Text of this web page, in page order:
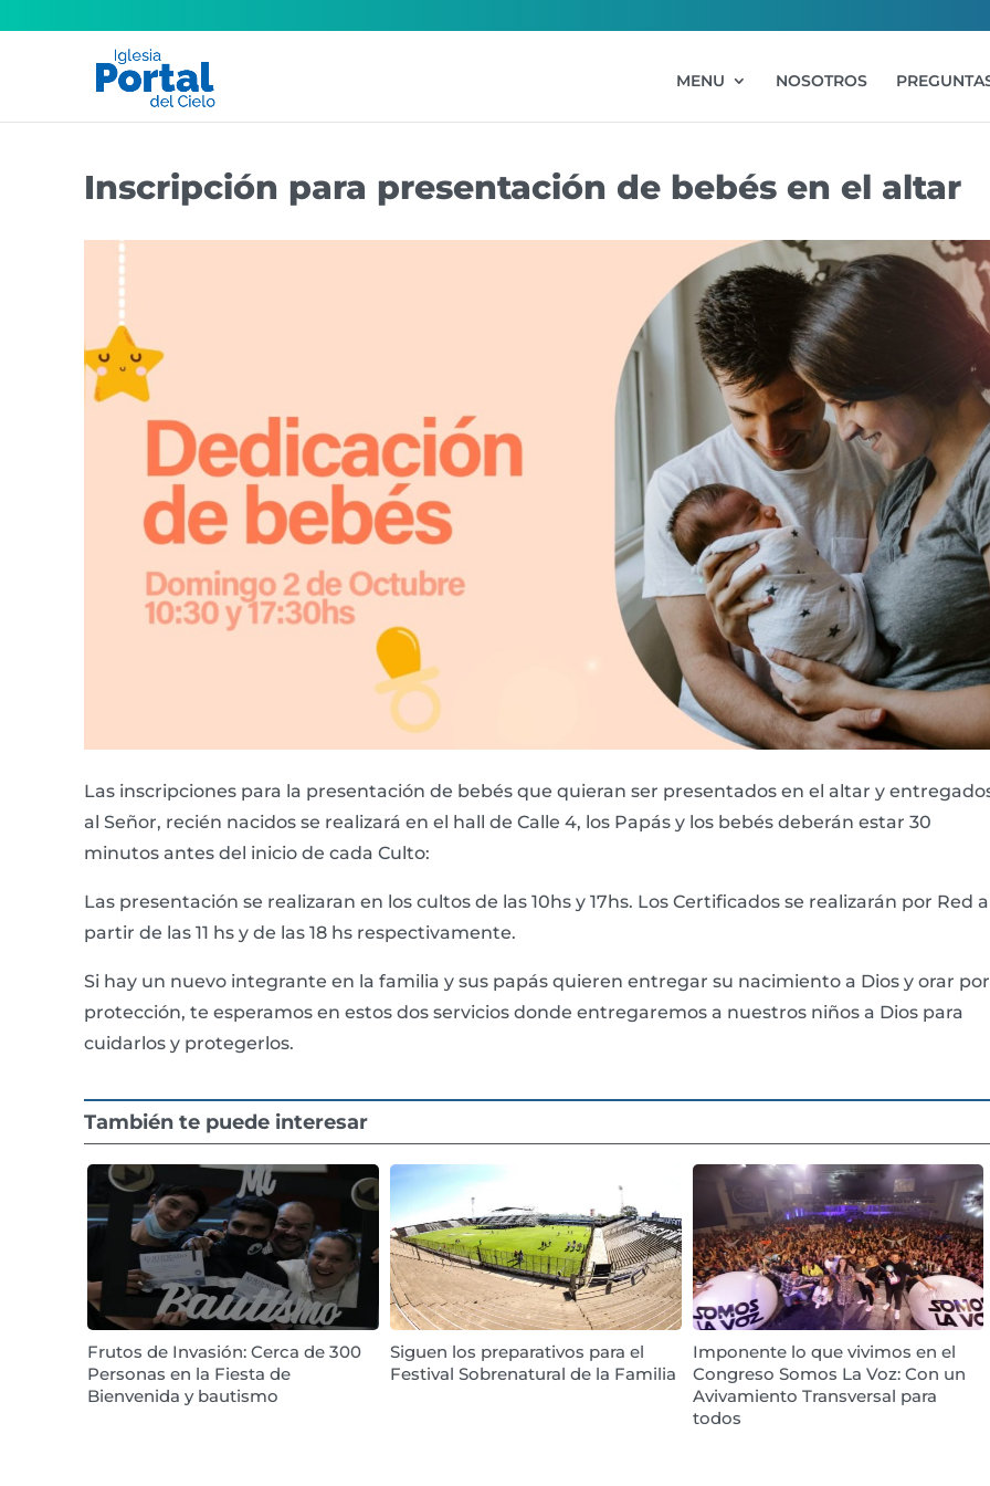
MENU NOSOTROS
Inscripción para presentación de bebés en el altar
Las inscripciones para la presentación de bebés que quieran ser presentados en el altar y
al Señor, recién nacidos se realizará en el hall de Calle 4, los Papás y los bebés deberán estar 30
minutos antes del inicio de cada Culto:
Las presentación se realizaran en los cultos de las 10hs y 17hs. Los Certificados se realizarán por Red a
partir de las 11 hs y de las 18 hs respectivamente.
Si hay un nuevo integrante en la familia y sus papás quieren entregar su nacimiento a Dios y orar por
protección, te esperamos en estos dos servicios donde entregaremos a nuestros niños a Dios para
cuidarlos y protegerlos.
También te puede interesar
Frutos de Invasión: Cerca de 300
Personas en la Fiesta de
Bienvenida y bautismo
Siguen los preparativos para el
Festival Sobrenatural de la Familia
Imponente lo que vivimos en el
Congreso Somos La Voz: Con un
Avivamiento Transversal para
todos